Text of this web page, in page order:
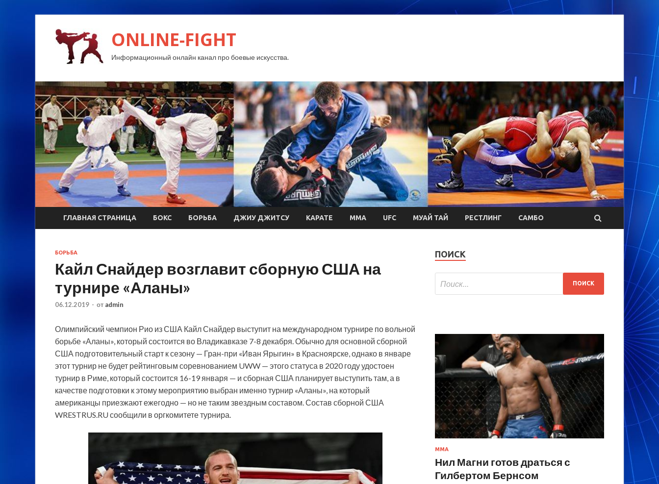
ONLINE-FIGHT
Информационный онлайн канал про боевые искусства.
ГЛАВНАЯ СТРАНИЦА БОКС БОРЬБА ДЖИУ ДЖИТСУ КАРАТЕ MMA UFC МУАЙ ТАЙ РЕСТЛИНГ САМБО
БОРЬБА
Кайл Снайдер возглавит сборную США на
турнире «Аланы»
06.12.2019 - от admin
Олимпийский чемпион Рио из США Кайл Снайдер выступит на международном турнире по вольной
борьбе «Аланы», который состоится во Владикавказе 7-8 декабря. Обычно для основной сборной
США подготовительный старт к сезону — Гран-при «Иван Ярыгин» в Красноярске, однако в январе
этот турнир не будет рейтинговым соревнованием UWW — этого статуса в 2020 году удостоен
турнир в Риме, который состоится 16-19 января — и сборная США планирует выступить там, а в
качестве подготовки к этому мероприятию выбран именно турнир «Аланы», на который
американцы приезжают ежегодно — но не таким звездным составом. Состав сборной США
WRESTRUS.RU сообщили в оргкомитете турнира.
ПОИСК
MMA
Нил Магни готов драться с
Гилбертом Бернсом